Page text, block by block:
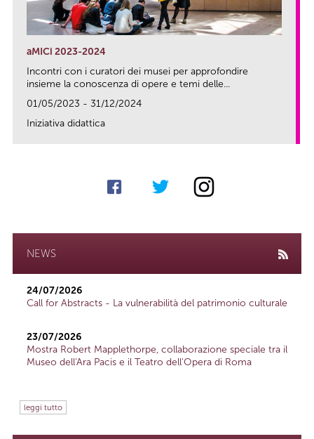
aMICi 2023-2024
Incontri con i curatori dei musei per approfondire
insieme la conoscenza di opere e temi delle...
01/05/2023 - 31/12/2024
Iniziativa didattica
NEWS
24/07/2026
Call for Abstracts - La vulnerabilità del patrimonio culturale
23/07/2026
Mostra Robert Mapplethorpe, collaborazione speciale tra il
Museo dell'Ara Pacis e il Teatro dell'Opera di Roma
leggi tutto